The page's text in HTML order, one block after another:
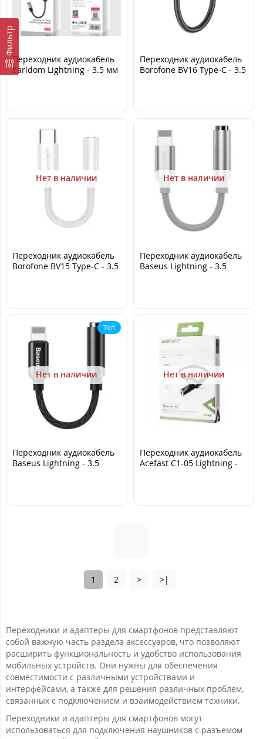
Фильтр
Переходник аудиокабель
Earldom Lightning - 3.5 мм
Переходник аудиокабель
Borofone BV16 Type-C - 3.5
Нет в наличии
Переходник аудиокабель
Borofone BV15 Type-C - 3.5
Нет в наличии
Переходник аудиокабель
Baseus Lightning - 3.5
Топ
Нет в наличии
Переходник аудиокабель
Baseus Lightning - 3.5
Нет в наличии
Переходник аудиокабель
Acefast C1-05 Lightning -
1 2 > >|
Переходники и адаптеры для смартфонов представляют
собой важную часть раздела аксессуаров, что позволяют
расширить функциональность и удобство использования
мобильных устройств. Они нужны для обеспечения
совместимости с различными устройствами и
интерфейсами, а также для решения различных проблем,
связанных с подключением и взаимодействием техники.
Переходники и адаптеры для смартфонов могут
использоваться для подключения наушников с разъемом